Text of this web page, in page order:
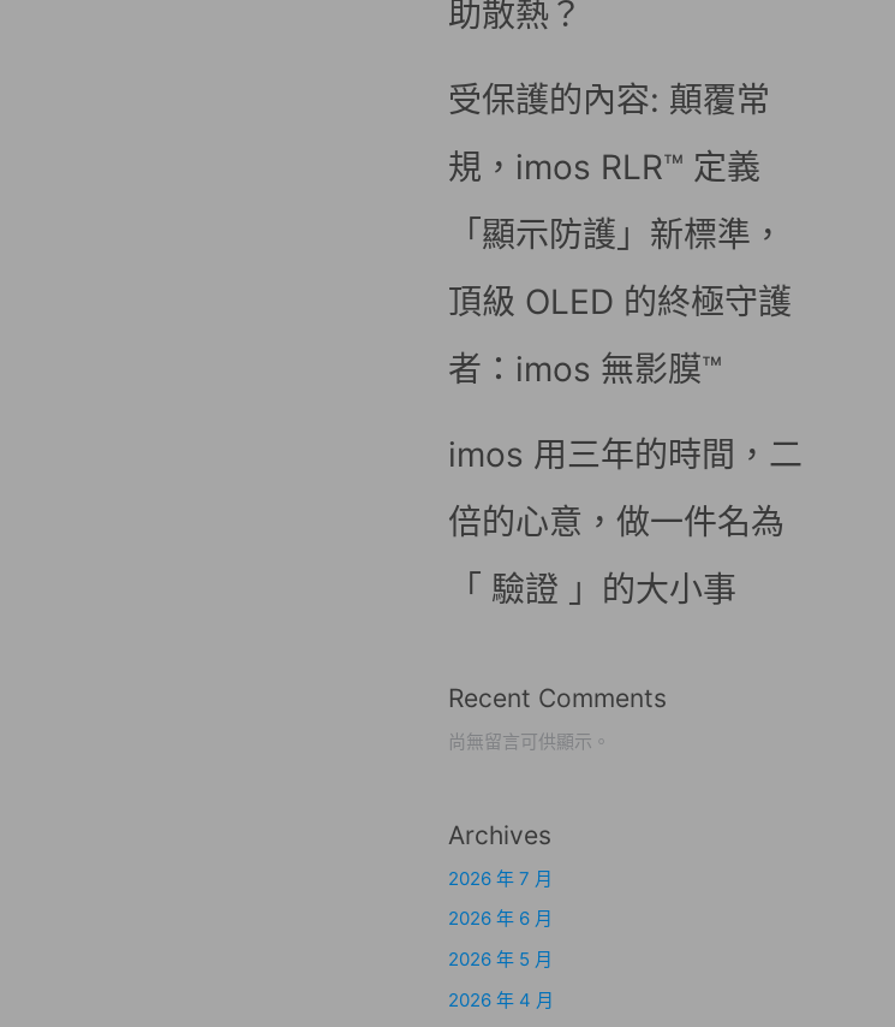
助散熱？
受保護的內容: 顛覆常
規，imos RLR™ 定義
「顯示防護」新標準，
頂級 OLED 的終極守護
者：imos 無影膜™
imos 用三年的時間，二
倍的心意，做一件名為
「 驗證 」的大小事
Recent Comments
尚無留言可供顯示。
Archives
2026 年 7 月
2026 年 6 月
2026 年 5 月
2026 年 4 月